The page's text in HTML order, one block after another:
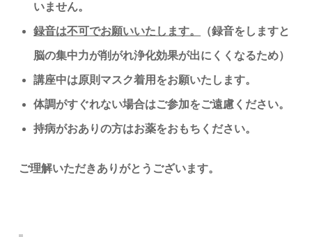
いません。
録音は不可でお願いいたします。 （録音をしますと
脳の集中力が削がれ浄化効果が出にくくなるため）
講座中は原則マスク着用をお願いたします。
体調がすぐれない場合はご参加をご遠慮ください。
持病がおありの方はお薬をおもちください。
ご理解いただきありがとうございます。